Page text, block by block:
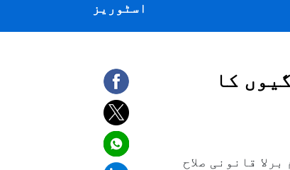
اسٹوریز
کا
ضم ہوگا؟ اوم برلا قانونی صلاح